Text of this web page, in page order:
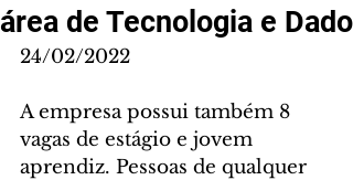
área de Tecnologia e Dado
24/02/2022
A empresa possui também 8
vagas de estágio e jovem
aprendiz. Pessoas de qualquer